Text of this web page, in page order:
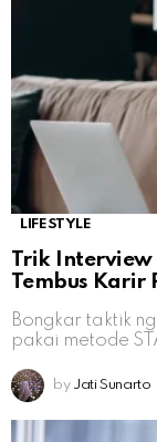
LIFESTYLE
Trik Interview
Tembus Karir
Bongkar taktik
pakai metode
by Jati Sunarto